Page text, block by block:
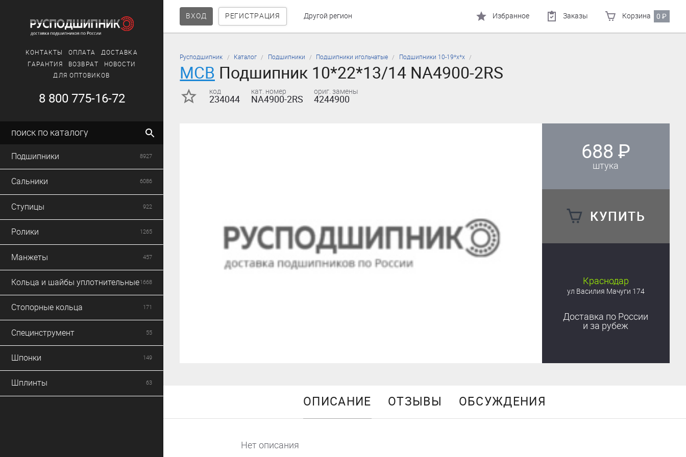
ВХОД РЕГИСТРАЦИЯ Другой регион Избранное Заказы Корзина 0₽
КОНТАКТЫ ОПЛАТА
ДОСТАВКА
ГАРАНТИЯ
ВОЗВРАТ
НОВОСТИ
ДЛЯ ОПТОВИКОВ
8 800 775-16-72
поиск по каталогу
Подшипники 8927
Сальники 6086
Ступицы 922
Ролики 1265
Манжеты 457
Кольца и шайбы уплотнительные1668
Стопорные кольца 171
Специнструмент 55
Шпонки 149
Шплинты 63
Русподшипник Каталог Подшипники Подшипники игольчатые Подшипники 10-19*х*х
MCB Подшипник 10*22*13/14 NA4900-2RS
код
234044
кат. номер
NA4900-2RS
ориг. замены
4244900
688 ₽
штука
КУПИТЬ
Краснодар
ул Василия Мачуги 174
Доставка по России
и за рубеж
ОПИСАНИЕ ОТЗЫВЫ ОБСУЖДЕНИЯ
Нет описания